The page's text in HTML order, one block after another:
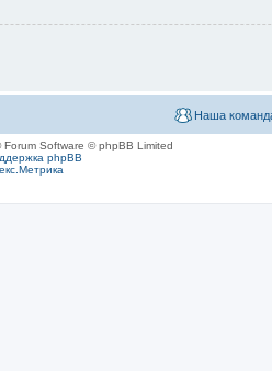
Наша
Forum Software © phpBB Limited
phpBB